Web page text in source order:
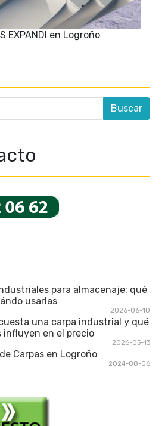
EXPANDI en Logroño
para almacenaje: qué
usarlas
2026-06-10
una carpa industrial y qué
en el precio
2026-05-13
Carpas en Logroño
2024-08-06